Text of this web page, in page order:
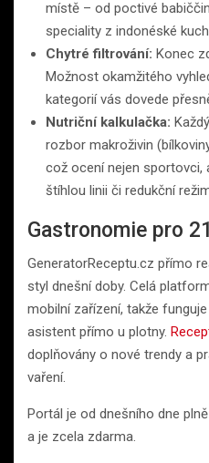
místě – od poctivé
speciality z indonéské
Chytré filtrování: Konec
Možnost okamžitého
kategorií vás dovede
Nutriční kalkulačka:
rozbor makroživin
což ocení nejen sportovci,
štíhlou linii či redukční
Gastronomie pro
GeneratorReceptu.cz přímo
styl dnešní doby. Celá
mobilní zařízení, takže
asistent přímo u plotny.
doplňovány o nové trendy a
vaření.
Portál je od dnešního dne
a je zcela zdarma.